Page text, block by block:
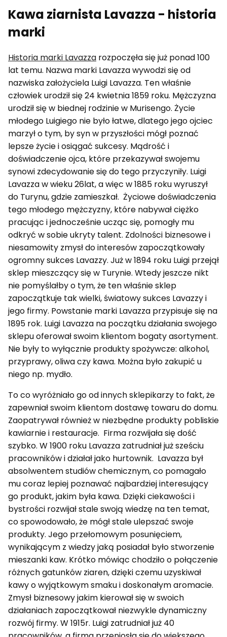
Kawa ziarnista Lavazza - historia
marki
Historia marki Lavazza rozpoczęła się już ponad 100
lat temu. Nazwa marki Lavazza wywodzi się od
nazwiska założyciela Luigi Lavazza. Ten właśnie
człowiek urodził się 24 kwietnia 1859 roku. Mężczyzna
urodził się w biednej rodzinie w Murisengo. Życie
młodego Luigiego nie było łatwe, dlatego jego ojciec
marzył o tym, by syn w przyszłości mógł poznać
lepsze życie i osiągać sukcesy. Mądrość i
doświadczenie ojca, które przekazywał swojemu
synowi zdecydowanie się do tego przyczyniły. Luigi
Lavazza w wieku 26lat, a więc w 1885 roku wyruszył
do Turynu, gdzie zamieszkał. Życiowe doświadczenia
tego młodego mężczyzny, które nabywał ciężko
pracując i jednocześnie ucząc się, pomogły mu
odkryć w sobie ukryty talent. Zdolności biznesowe i
niesamowity zmysł do interesów zapoczątkowały
ogromny sukces Lavazzy. Już w 1894 roku Luigi przejął
sklep mieszczący się w Turynie. Wtedy jeszcze nikt
nie pomyślałby o tym, że ten właśnie sklep
zapoczątkuje tak wielki, światowy sukces Lavazzy i
jego firmy. Powstanie marki Lavazza przypisuje się na
1895 rok. Luigi Lavazza na początku działania swojego
sklepu oferował swoim klientom bogaty asortyment.
Nie były to wyłącznie produkty spożywcze: alkohol,
przyprawy, oliwa czy kawa. Można było zakupić u
niego np. mydło.
To co wyróżniało go od innych sklepikarzy to fakt, że
zapewniał swoim klientom dostawę towaru do domu.
Zaopatrywał również w niezbędne produkty pobliskie
kawiarnie i restauracje. Firma rozwijała się dość
szybko. W 1900 roku Lavazza zatrudniał już sześciu
pracowników i działał jako hurtownik. Lavazza był
absolwentem studiów chemicznym, co pomagało
mu coraz lepiej poznawać najbardziej interesujący
go produkt, jakim była kawa. Dzięki ciekawości i
bystrości rozwijał stale swoją wiedzę na ten temat,
co spowodowało, że mógł stale ulepszać swoje
produkty. Jego przełomowym posunięciem,
wynikającym z wiedzy jaką posiadał było stworzenie
mieszanki kaw. Krótko mówiąc chodziło o połączenie
różnych gatunków ziaren, dzięki czemu uzyskiwał
kawy o wyjątkowym smaku i doskonałym aromacie.
Zmysł biznesowy jakim kierował się w swoich
działaniach zapoczątkował niezwykle dynamiczny
rozwój firmy. W 1915r. Luigi zatrudniał już 40